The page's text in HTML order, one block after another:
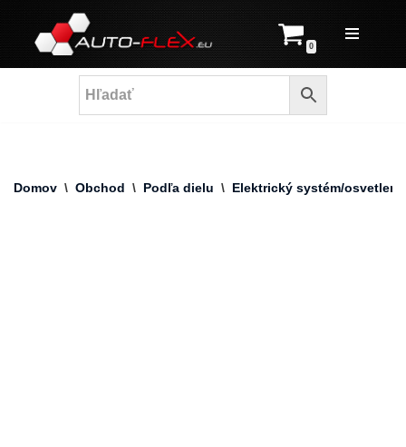
Prejsť
na
0
Domov \ Obchod \ Podľa dielu \ Elektrický systém/